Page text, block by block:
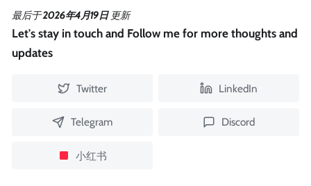
最后于2026年4月19日 更新
Let's stay in touch and Follow me for more thoughts and
updates
Twitter LinkedIn
Telegram Discord
小红书